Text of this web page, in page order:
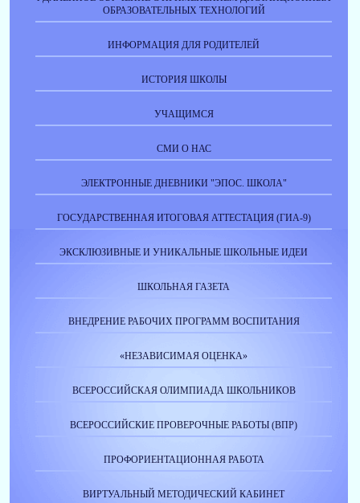
ОБРАЗОВАТЕЛЬНЫХ ТЕХНОЛОГИЙ
ИНФОРМАЦИЯ ДЛЯ РОДИТЕЛЕЙ
ИСТОРИЯ ШКОЛЫ
УЧАЩИМСЯ
СМИ О НАС
ЭЛЕКТРОННЫЕ ДНЕВНИКИ "ЭПОС. ШКОЛА"
ГОСУДАРСТВЕННАЯ ИТОГОВАЯ АТТЕСТАЦИЯ (ГИА-9)
ЭКСКЛЮЗИВНЫЕ И УНИКАЛЬНЫЕ ШКОЛЬНЫЕ ИДЕИ
ШКОЛЬНАЯ ГАЗЕТА
ВНЕДРЕНИЕ РАБОЧИХ ПРОГРАММ ВОСПИТАНИЯ
«НЕЗАВИСИМАЯ ОЦЕНКА»
ВСЕРОССИЙСКАЯ ОЛИМПИАДА ШКОЛЬНИКОВ
ВСЕРОССИЙСКИЕ ПРОВЕРОЧНЫЕ РАБОТЫ (ВПР)
ПРОФОРИЕНТАЦИОННАЯ РАБОТА
ВИРТУАЛЬНЫЙ МЕТОДИЧЕСКИЙ КАБИНЕТ